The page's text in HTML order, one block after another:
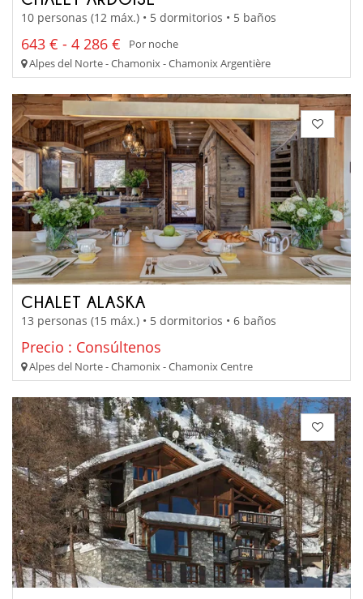
10 personas (12 máx.) • 5 dormitorios • 5 baños
643 € - 4 286 €
Por noche
Alpes del Norte - Chamonix - Chamonix Argentière
CHALET ALASKA
13 personas (15 máx.) • 5 dormitorios • 6 baños
Precio : Consúltenos
Alpes del Norte - Chamonix - Chamonix Centre